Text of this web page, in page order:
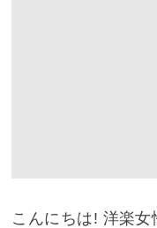
こんにちは! 洋楽女